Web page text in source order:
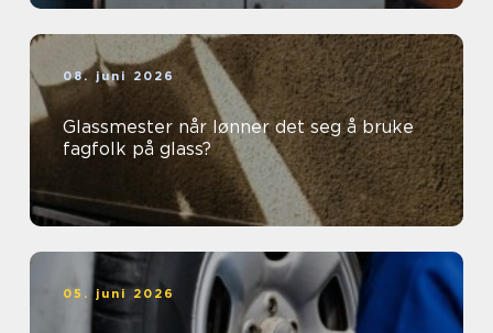
08. juni 2026
Glassmester når lønner det seg å bruke
fagfolk på glass?
05. juni 2026